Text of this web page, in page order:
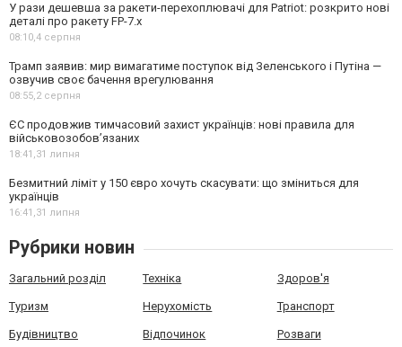
У рази дешевша за ракети-перехоплювачі для Patriot: розкрито нові
деталі про ракету FP-7.x
08:10,4 серпня
Трамп заявив: мир вимагатиме поступок від Зеленського і Путіна —
озвучив своє бачення врегулювання
08:55,2 серпня
ЄС продовжив тимчасовий захист українців: нові правила для
військовозобов’язаних
18:41,31 липня
Безмитний ліміт у 150 євро хочуть скасувати: що зміниться для
українців
16:41,31 липня
Рубрики новин
Загальний розділ Техніка Здоров'я
Туризм Нерухомість Транспорт
Будівництво Відпочинок Розваги